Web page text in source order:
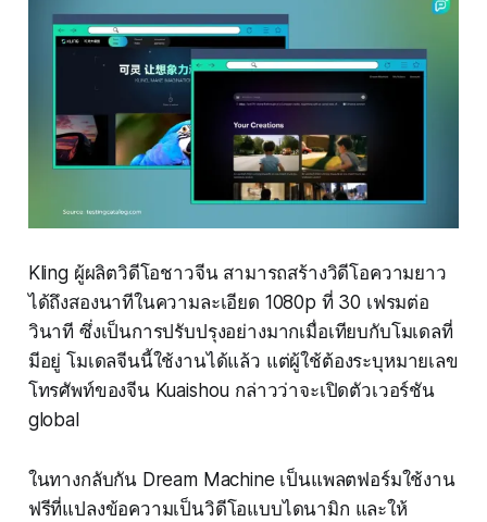
Kling ผู้ผลิตวิดีโอชาวจีน สามารถสร้างวิดีโอความยาว
ได้ถึงสองนาทีในความละเอียด 1080p ที่ 30 เฟรมต่อ
วินาที ซึ่งเป็นการปรับปรุงอย่างมากเมื่อเทียบกับโมเดลที่
มีอยู่ โมเดลจีนนี้ใช้งานได้แล้ว แต่ผู้ใช้ต้องระบุหมายเลข
โทรศัพท์ของจีน Kuaishou กล่าวว่าจะเปิดตัวเวอร์ชัน
global
ในทางกลับกัน Dream Machine เป็นแพลตฟอร์มใช้งาน
ฟรีที่แปลงข้อความเป็นวิดีโอแบบไดนามิก และให้